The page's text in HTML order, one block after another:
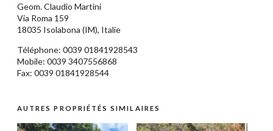
Geom.Claudio Martini
Via Roma 159
18035 Isolabona (IM), Italie
Téléphone: 0039 01841928543
Mobile: 0039 3407556868
Fax: 0039 01841928544
AUTRES PROPRIÉTÉS SIMILAIRES